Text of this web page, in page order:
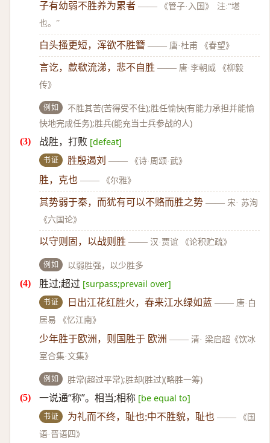
子有幼弱不胜养为累者 —— 《管子·入国》
注:“堪
也。”
白头搔更短，浑欲不胜簪 —— 唐·杜甫 《春望》
言讫，歔欷流涕，悲不自胜 —— 唐·李朝威 《柳毅
传》
例如
不胜其苦(苦得受不住);胜任愉快(有能力承担并能愉
快地完成任务);胜兵(能充当士兵参战的人)
战胜，打败 [defeat]
书证 胜殷遏刘 —— 《诗·周颂·武》
胜，克也 —— 《尔雅》
其势弱于秦，而犹有可以不赂而胜之势 —— 宋· 苏洵
《六国论》
以守则固，以战则胜 —— 汉·贾谊 《论积贮疏》
例如 以弱胜强，以少胜多
胜过;超过 [surpass;prevail over]
书证 日出江花红胜火，春来江水绿如蓝 —— 唐·白
居易 《忆江南》
少年胜于欧洲，则国胜于 欧洲 —— 清· 梁启超《饮冰
室合集·文集》
例如 胜常(超过平常);胜却(胜过)(略胜一筹)
一说通“称”。相当;相称 [be equal to]
书证 为礼而不终，耻也;中不胜貌，耻也 ——
《国
语·晋语四》